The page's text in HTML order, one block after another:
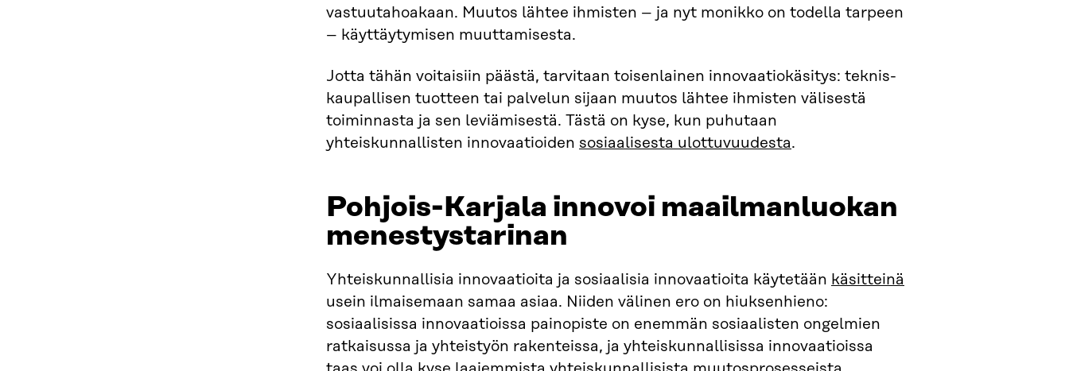
vastuutahoakaan. Muutos lähtee ihmisten – ja nyt monikko on todella tarpeen
– käyttäytymisen muuttamisesta.
Jotta tähän voitaisiin päästä, tarvitaan toisenlainen innovaatiokäsitys: teknis-
kaupallisen tuotteen tai palvelun sijaan muutos lähtee ihmisten välisestä
toiminnasta ja sen leviämisestä. Tästä on kyse, kun puhutaan
yhteiskunnallisten innovaatioiden sosiaalisesta ulottuvuudesta.
Pohjois-Karjala innovoi maailmanluokan
menestystarinan
Yhteiskunnallisia innovaatioita ja sosiaalisia innovaatioita käytetään käsitteinä
usein ilmaisemaan samaa asiaa. Niiden välinen ero on hiuksenhieno:
sosiaalisissa innovaatioissa painopiste on enemmän sosiaalisten ongelmien
ratkaisussa ja yhteistyön rakenteissa, ja yhteiskunnallisissa innovaatioissa